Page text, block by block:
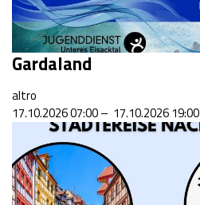
Gardaland
altro
17.10.2026 07:00 – 17.10.2026 19:00